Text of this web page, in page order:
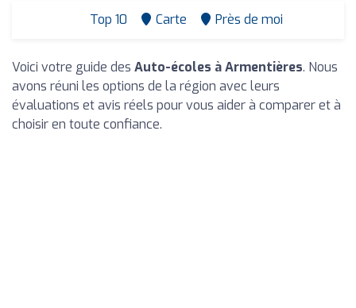
Top 10 Carte Près de moi
Voici votre guide des Auto-écoles à Armentières. Nous
avons réuni les options de la région avec leurs
évaluations et avis réels pour vous aider à comparer et à
choisir en toute confiance.